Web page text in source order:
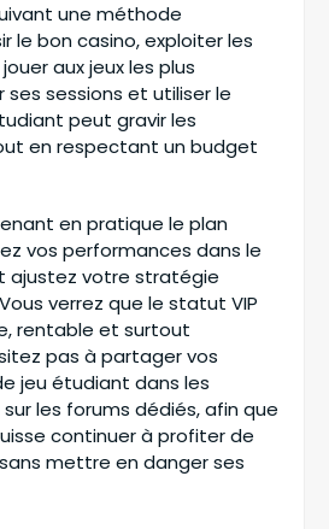
une méthode
le bon casino, exploiter les
aux jeux les plus
ses sessions et utiliser le
peut gravir les
en respectant un budget
en pratique le plan
vos performances dans le
ajustez votre stratégie
verrez que le statut VIP
rentable et surtout
pas à partager vos
jeu étudiant dans les
les forums dédiés, afin que
continuer à profiter de
mettre en danger ses